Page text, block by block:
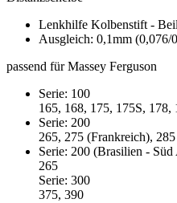
Lenkhilfe Kolbenstift -
Ausgleich: 0,1mm (0,076/
passend für Massey Ferguson
Serie: 100
165, 168, 175, 175S, 178,
Serie: 200
265, 275 (Frankreich),
Serie: 200 (Brasilien -
265
Serie: 300
375, 390